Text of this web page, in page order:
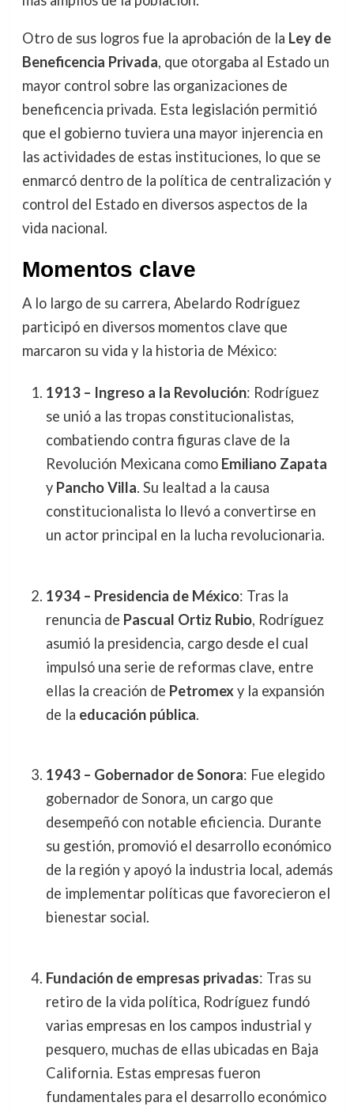
Otro de sus logros fue la aprobación de la Ley de
Beneficencia Privada, que otorgaba al Estado un
mayor control sobre las organizaciones de
beneficencia privada. Esta legislación permitió
que el gobierno tuviera una mayor injerencia en
las actividades de estas instituciones, lo que se
enmarcó dentro de la política de centralización y
control del Estado en diversos aspectos de la
vida nacional.
Momentos clave
A lo largo de su carrera, Abelardo Rodríguez
participó en diversos momentos clave que
marcaron su vida y la historia de México:
1913 – Ingreso a la Revolución: Rodríguez
se unió a las tropas constitucionalistas,
combatiendo contra figuras clave de la
Revolución Mexicana como Emiliano Zapata
y Pancho Villa. Su lealtad a la causa
constitucionalista lo llevó a convertirse en
un actor principal en la lucha revolucionaria.
1934 – Presidencia de México: Tras la
renuncia de Pascual Ortiz Rubio, Rodríguez
asumió la presidencia, cargo desde el cual
impulsó una serie de reformas clave, entre
ellas la creación de Petromexy la expansión
de la educación pública.
1943 – Gobernador de Sonora: Fue elegido
gobernador de Sonora, un cargo que
desempeñó con notable eficiencia. Durante
su gestión, promovió el desarrollo económico
de la región y apoyó la industria local, además
de implementar políticas que favorecieron el
bienestar social.
Fundación de empresas privadas: Tras su
retiro de la vida política, Rodríguez fundó
varias empresas en los campos industrial y
pesquero, muchas de ellas ubicadas en Baja
California. Estas empresas fueron
fundamentales para el desarrollo económico